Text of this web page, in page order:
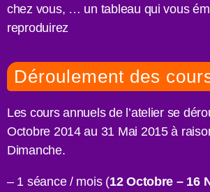
chez vous, … un tableau qui vous
reproduirez
Déroulement des
Les cours annuels de l’atelier se
Octobre 2014 au 31 Mai 2015 à
Dimanche.
– 1 séance / mois (12 Octobre – 16